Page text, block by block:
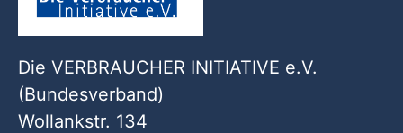
Die VERBRAUCHER INITIATIVE e.V.
(Bundesverband)
Wollankstr. 134